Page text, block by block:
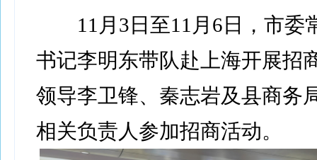
11月3日至11月6日，市委
书记李明东带队赴上海开展招
领导李卫锋、秦志岩及县商务
相关负责人参加招商活动。